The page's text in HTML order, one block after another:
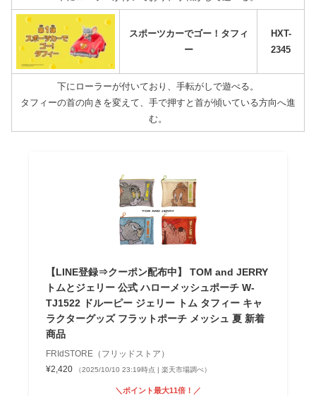
スポーツカーでゴー！タフィ
ー
HXT-
2345
下にローラーが付いており、手転がしで遊べる。
タフィーの首の向きを変えて、手で押すと首が傾いている方向へ進
む。
【LINE登録⇒クーポン配布中】 TOM and JERRY
トムとジェリー 公式 ハローメッシュポーチ W-
TJ1522 ドルーピー ジェリー トム タフィー キャ
ラクターグッズ フラットポーチ メッシュ 夏 新着
商品
FRIdSTORE（フリッドストア）
¥2,420
（2025/10/10 23:19時点 | 楽天市場調べ）
＼ポイント最大11倍！／